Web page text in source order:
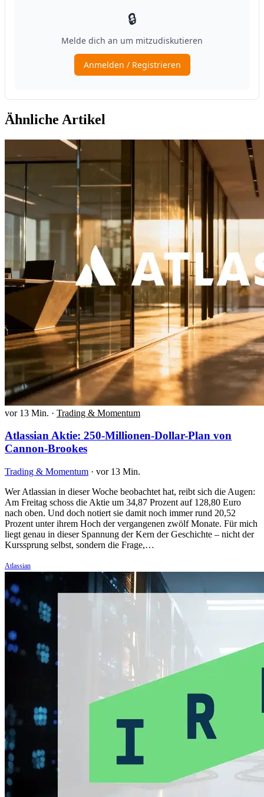
Ähnliche Artikel
vor 13 Min. · Trading & Momentum
Atlassian Aktie: 250-Millionen-Dollar-Plan von
Cannon-Brookes
Trading & Momentum · vor 13 Min.
Wer Atlassian in dieser Woche beobachtet hat, reibt sich die Augen:
Am Freitag schoss die Aktie um 34,87 Prozent auf 128,80 Euro
nach oben. Und doch notiert sie damit noch immer rund 20,52
Prozent unter ihrem Hoch der vergangenen zwölf Monate. Für mich
liegt genau in dieser Spannung der Kern der Geschichte – nicht der
Kurssprung selbst, sondern die Frage,…
Atlassian